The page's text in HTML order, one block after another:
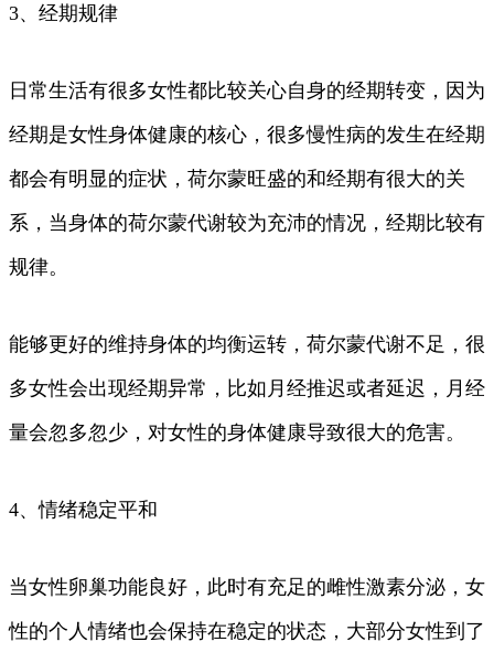
3、经期规律
日常生活有很多女性都比较关心自身的经期转变，因为
经期是女性身体健康的核心，很多慢性病的发生在经期
都会有明显的症状，荷尔蒙旺盛的和经期有很大的关
系，当身体的荷尔蒙代谢较为充沛的情况，经期比较有
规律。
能够更好的维持身体的均衡运转，荷尔蒙代谢不足，很
多女性会出现经期异常，比如月经推迟或者延迟，月经
量会忽多忽少，对女性的身体健康导致很大的危害。
4、情绪稳定平和
当女性卵巢功能良好，此时有充足的雌性激素分泌，女
性的个人情绪也会保持在稳定的状态，大部分女性到了